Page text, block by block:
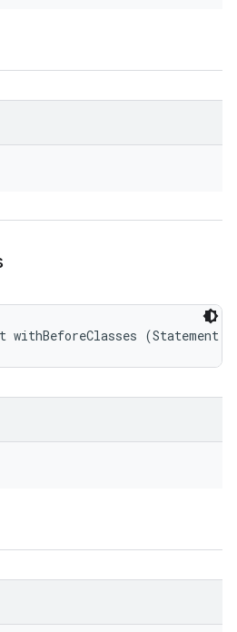
withBeforeClasses (Statement